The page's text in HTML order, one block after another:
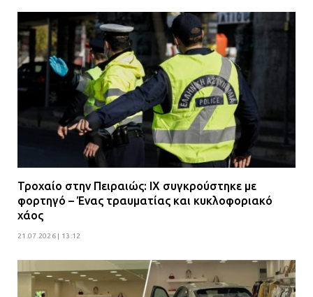
Τροχαίο στην Πειραιώς: ΙΧ συγκρούστηκε με
φορτηγό – Ένας τραυματίας και κυκλοφοριακό
χάος
21.07.2026 | 13:12